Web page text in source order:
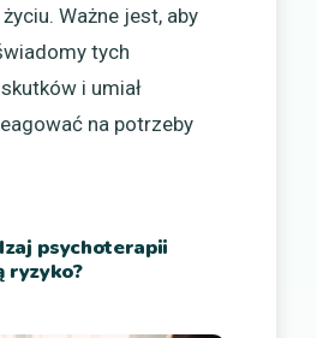
Ważne jest, aby
tych
i umiał
na potrzeby
psychoterapii
ryzyko?